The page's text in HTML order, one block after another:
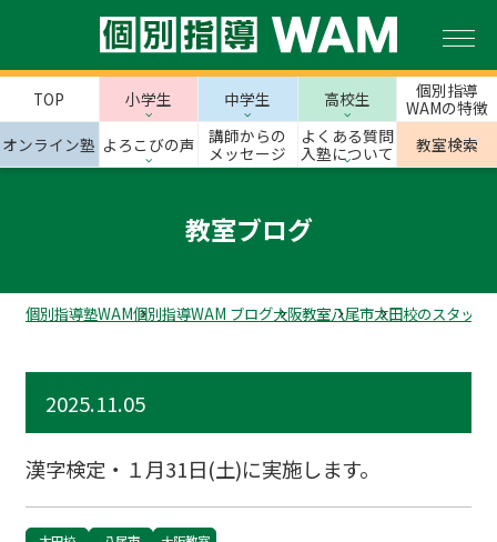
TOP 小学生 中学生 高校生
個別指導
WAMの特徴
オンライン塾 よろこびの声
講師からの
メッセージ
よくある質問
入塾について
教室検索
教室ブログ
個別指導塾WAM個別指導WAM ブログ大阪教室八尾市太田校のスタッフ
2025.11.05
漢字検定・１月31日(土)に実施します。